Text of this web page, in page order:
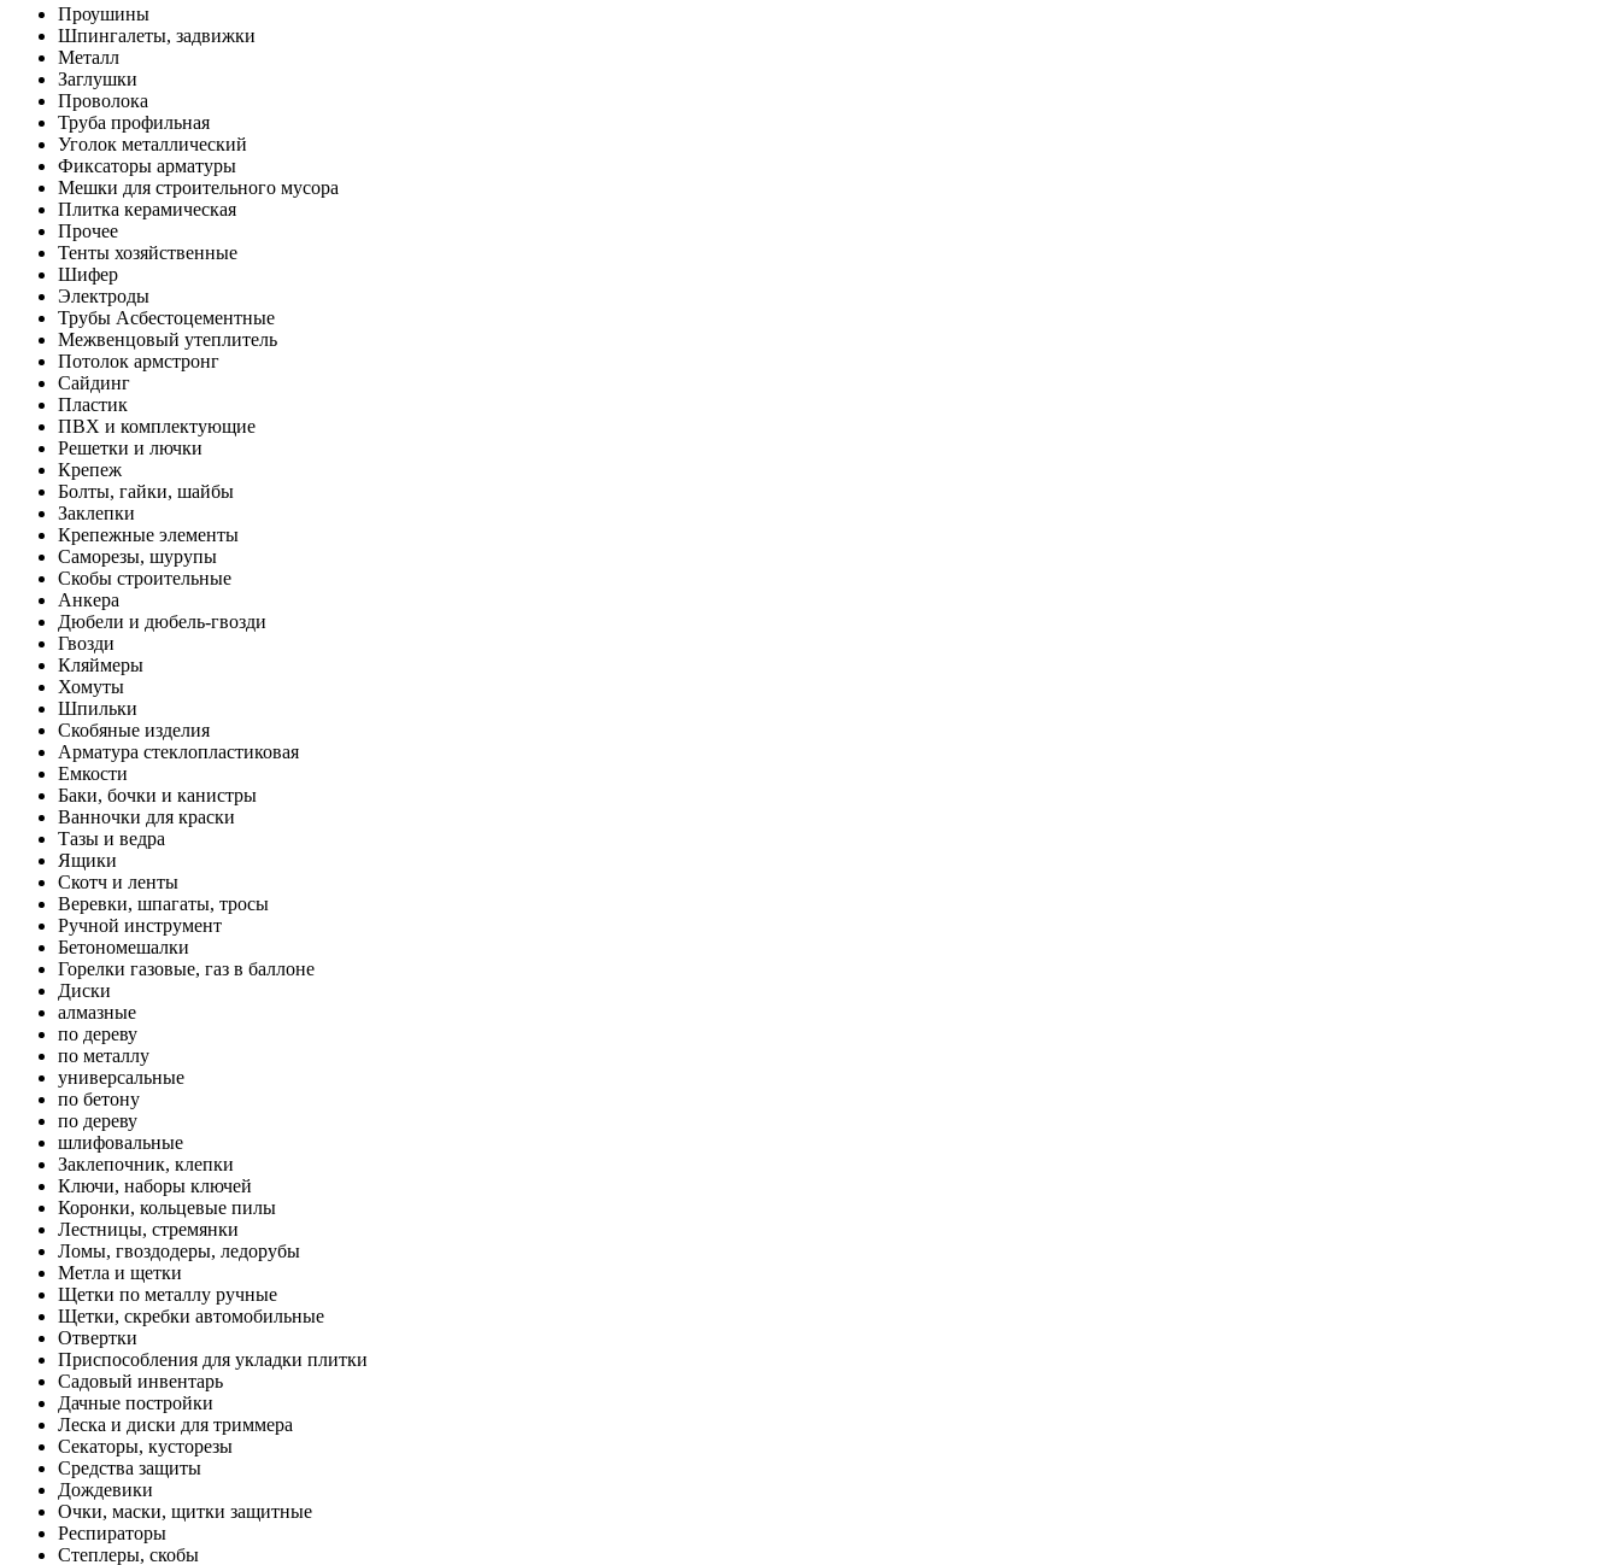
Проушины
Шпингалеты, задвижки
Металл
Заглушки
Проволока
Труба профильная
Уголок металлический
Фиксаторы арматуры
Мешки для строительного мусора
Плитка керамическая
Прочее
Тенты хозяйственные
Шифер
Электроды
Трубы Асбестоцементные
Межвенцовый утеплитель
Потолок армстронг
Сайдинг
Пластик
ПВХ и комплектующие
Решетки и лючки
Крепеж
Болты, гайки, шайбы
Заклепки
Крепежные элементы
Саморезы, шурупы
Скобы строительные
Анкера
Дюбели и дюбель-гвозди
Гвозди
Кляймеры
Хомуты
Шпильки
Скобяные изделия
Арматура стеклопластиковая
Емкости
Баки, бочки и канистры
Ванночки для краски
Тазы и ведра
Ящики
Скотч и ленты
Веревки, шпагаты, тросы
Ручной инструмент
Бетономешалки
Горелки газовые, газ в баллоне
Диски
алмазные
по дереву
по металлу
универсальные
по бетону
по дереву
шлифовальные
Заклепочник, клепки
Ключи, наборы ключей
Коронки, кольцевые пилы
Лестницы, стремянки
Ломы, гвоздодеры, ледорубы
Метла и щетки
Щетки по металлу ручные
Щетки, скребки автомобильные
Отвертки
Приспособления для укладки плитки
Садовый инвентарь
Дачные постройки
Леска и диски для триммера
Секаторы, кусторезы
Средства защиты
Дождевики
Очки, маски, щитки защитные
Респираторы
Степлеры, скобы